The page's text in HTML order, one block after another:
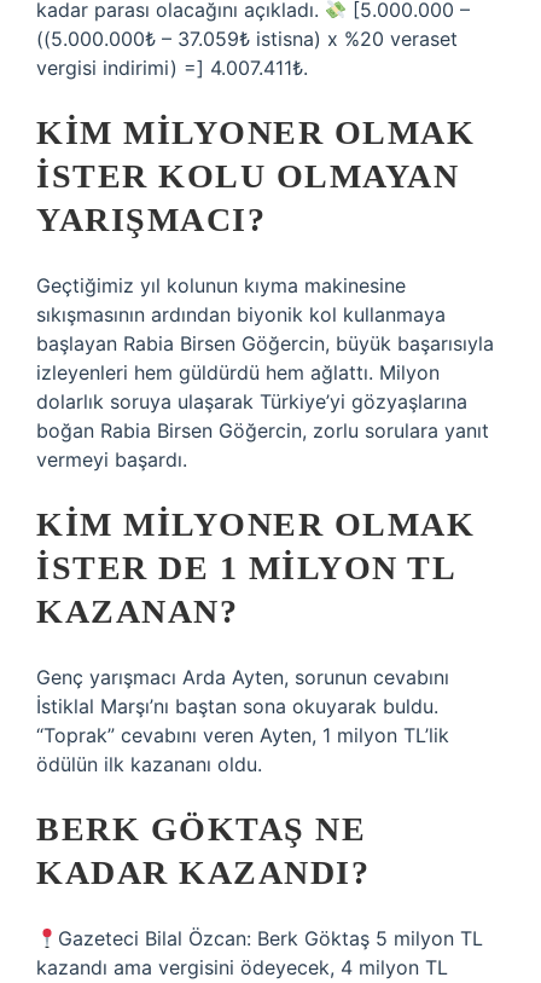
kadar parası olacağını açıkladı.
[5.000.000 –
((5.000.000₺ – 37.059₺ istisna) x %20 veraset
vergisi indirimi) =] 4.007.411₺.
KIM MILYONER OLMAK
İSTER KOLU OLMAYAN
YARIŞMACI?
Geçtiğimiz yıl kolunun kıyma makinesine
sıkışmasının ardından biyonik kol kullanmaya
başlayan Rabia Birsen Göğercin, büyük başarısıyla
izleyenleri hem güldürdü hem ağlattı. Milyon
dolarlık soruya ulaşarak Türkiye’yi gözyaşlarına
boğan Rabia Birsen Göğercin, zorlu sorulara yanıt
vermeyi başardı.
KIM MILYONER OLMAK
İSTER DE 1 MILYON TL
KAZANAN?
Genç yarışmacı Arda Ayten, sorunun cevabını
İstiklal Marşı’nı baştan sona okuyarak buldu.
“Toprak” cevabını veren Ayten, 1 milyon TL’lik
ödülün ilk kazananı oldu.
BERK GÖKTAŞ NE
KADAR KAZANDI?
Gazeteci Bilal Özcan: Berk Göktaş 5 milyon TL
kazandı ama vergisini ödeyecek, 4 milyon TL